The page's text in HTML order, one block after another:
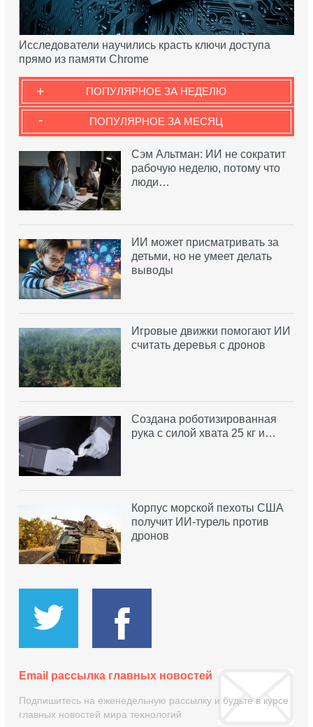
Исследователи научились красть ключи доступа
прямо из памяти Chrome
ПОПУЛЯРНОЕ ЗА НЕДЕЛЮ
+
ПОПУЛЯРНОЕ ЗА МЕСЯЦ
-
Сэм Альтман: ИИ не сократит
рабочую неделю, потому что
люди…
ИИ может присматривать за
детьми, но не умеет делать
выводы
Игровые движки помогают ИИ
считать деревья с дронов
Создана роботизированная
рука с силой хвата 25 кг и…
Корпус морской пехоты США
получит ИИ-турель против
дронов
Email рассылка главных новостей
Подпишитесь на еженедельную рассылку и будьте в курсе
главных новостей мира технологий